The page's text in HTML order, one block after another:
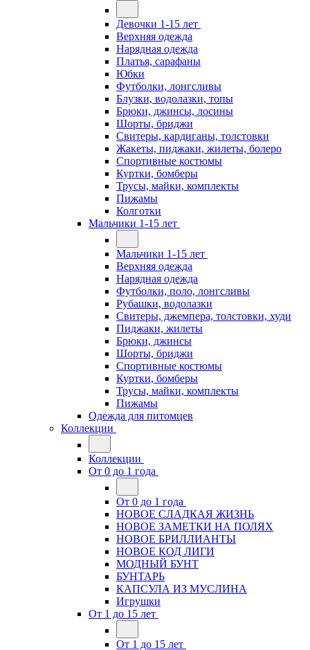
Девочки 1-15 лет
Верхняя одежда
Нарядная одежда
Платья, сарафаны
Юбки
Футболки, лонгсливы
Блузки, водолазки, топы
Брюки, джинсы, лосины
Шорты, бриджи
Свитеры, кардиганы, толстовки
Жакеты, пиджаки, жилеты, болеро
Спортивные костюмы
Куртки, бомберы
Трусы, майки, комплекты
Пижамы
Колготки
Мальчики 1-15 лет
Мальчики 1-15 лет
Верхняя одежда
Нарядная одежда
Футболки, поло, лонгсливы
Рубашки, водолазки
Свитеры, джемпера, толстовки, худи
Пиджаки, жилеты
Брюки, джинсы
Шорты, бриджи
Спортивные костюмы
Куртки, бомберы
Трусы, майки, комплекты
Пижамы
Одежда для питомцев
Коллекции
Коллекции
От 0 до 1 года
От 0 до 1 года
НОВОЕ СЛАДКАЯ ЖИЗНЬ
НОВОЕ ЗАМЕТКИ НА ПОЛЯХ
НОВОЕ БРИЛЛИАНТЫ
НОВОЕ КОД ЛИГИ
МОДНЫЙ БУНТ
БУНТАРЬ
КАПСУЛА ИЗ МУСЛИНА
Игрушки
От 1 до 15 лет
От 1 до 15 лет